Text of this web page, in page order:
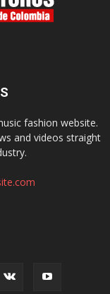
fashion website.
and videos straight